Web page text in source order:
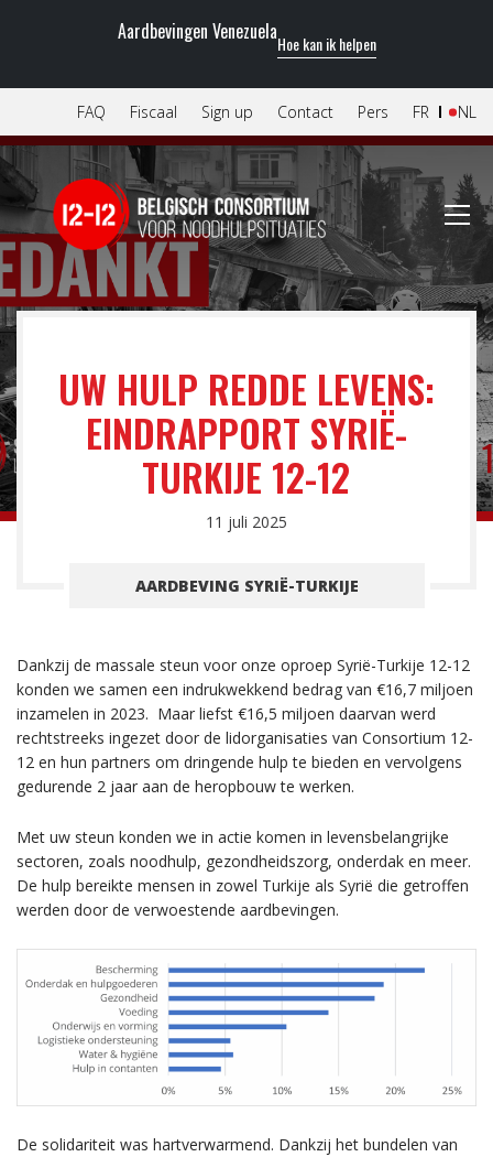
Aardbevingen VenezuelaHoe kan ik helpen
FAQ Fiscaal Sign up Contact Pers NL
FR
UW HULP REDDE LEVENS:
EINDRAPPORT SYRIË-
TURKIJE 12-12
11 juli 2025
AARDBEVING SYRIË-TURKIJE
Dankzij de massale steun voor onze oproep Syrië-Turkije 12-12
konden we samen een indrukwekkend bedrag van €16,7 miljoen
inzamelen in 2023. Maar liefst €16,5 miljoen daarvan werd
rechtstreeks ingezet door de lidorganisaties van Consortium 12-
12 en hun partners om dringende hulp te bieden en vervolgens
gedurende 2 jaar aan de heropbouw te werken.
Met uw steun konden we in actie komen in levensbelangrijke
sectoren, zoals noodhulp, gezondheidszorg, onderdak en meer.
De hulp bereikte mensen in zowel Turkije als Syrië die getroffen
werden door de verwoestende aardbevingen.
De solidariteit was hartverwarmend. Dankzij het bundelen van